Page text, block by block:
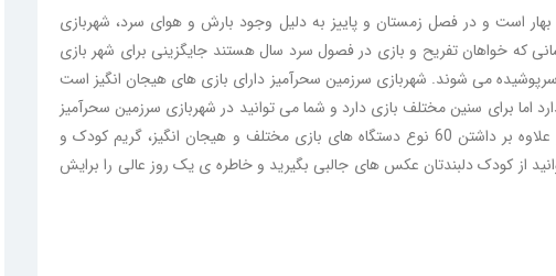
است و در فصل زمستان و پاییز به دلیل وجود بارش و هوای سرد، شهربازی
که خواهان تفریح و بازی در فصول سرد سال هستند جایگزینی برای شهر بازی
می شوند. شهربازی سرزمین سحرآمیز دارای بازی های هیجان انگیز است
اما برای سنین مختلف بازی دارد و شما می توانید در شهربازی سرزمین سحرآمیز
حسابی تفریح کنید. شهربازی سرزمین سحرآمیز علاوه بر داشتن 60 نوع دستگاه های بازی مختلف و هیجان انگیز، گریم کودک و
از کودک دلبندتان عکس های جالبی بگیرید و خاطره ی یک روز عالی را برایش